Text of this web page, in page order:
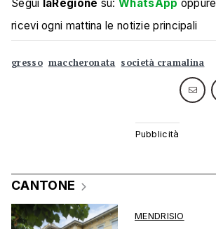
Segui laRegione su:WhatsApp oppure
ricevi ogni mattina le notizie principali
gresso maccheronata società cramalina
CANTONE
MENDRISIO